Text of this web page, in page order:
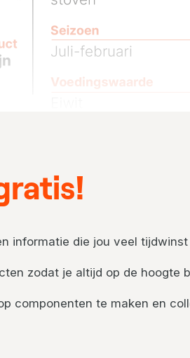
informatie die jou veel
zodat je altijd op de hoogte
componenten te maken en